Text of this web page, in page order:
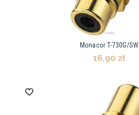
Monacor T-730G/SW
16,90 zł